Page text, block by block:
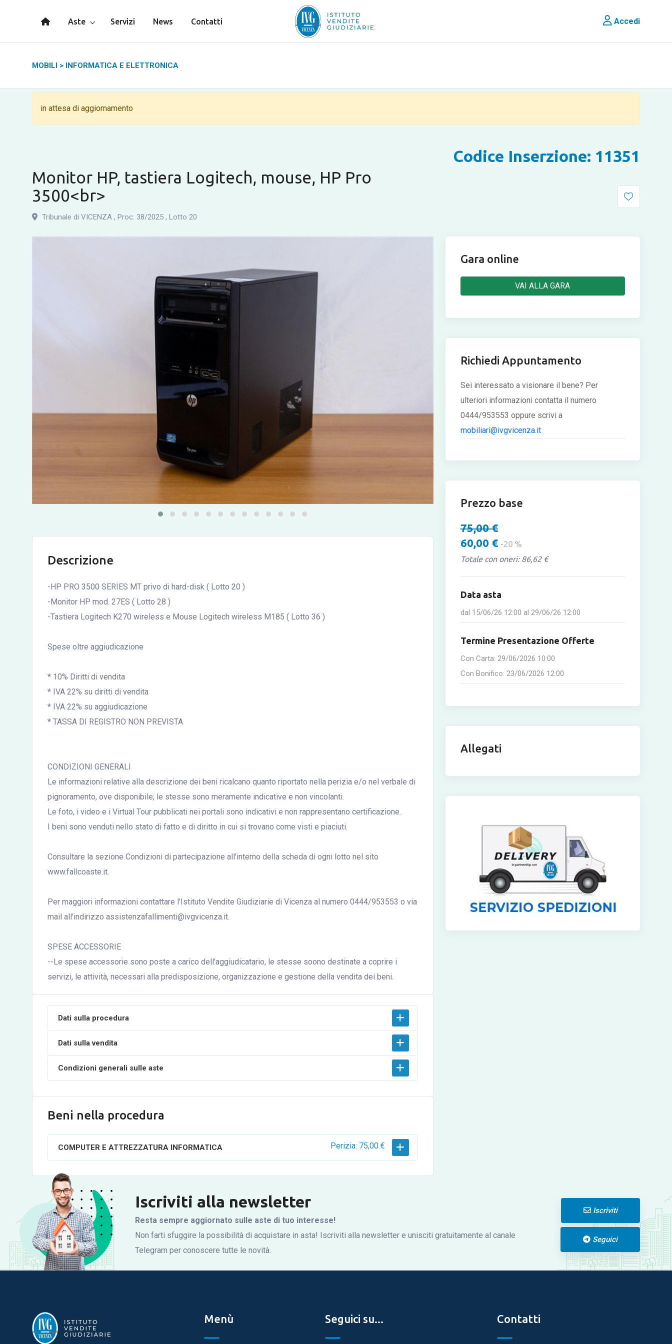
Aste Servizi News Contatti Accedi
MOBILI > INFORMATICA E ELETTRONICA
in attesa di aggiornamento
Codice Inserzione: 11351
Monitor HP, tastiera Logitech, mouse, HP Pro
3500<br>
Tribunale di VICENZA , Proc: 38/2025 , Lotto 20
Descrizione
-HP PRO 3500 SERIES MT privo di hard-disk ( Lotto 20 )
-Monitor HP mod. 27ES ( Lotto 28 )
-Tastiera Logitech K270 wireless e Mouse Logitech wireless M185 ( Lotto 36 )
Spese oltre aggiudicazione
* 10% Diritti di vendita
* IVA 22% su diritti di vendita
* IVA 22% su aggiudicazione
* TASSA DI REGISTRO NON PREVISTA
CONDIZIONI GENERALI
Le informazioni relative alla descrizione dei beni ricalcano quanto riportato nella perizia e/o nel verbale di
pignoramento, ove disponibile; le stesse sono meramente indicative e non vincolanti.
Le foto, i video e i Virtual Tour pubblicati nei portali sono indicativi e non rappresentano certificazione.
I beni sono venduti nello stato di fatto e di diritto in cui si trovano come visti e piaciuti.
Consultare la sezione Condizioni di partecipazione all'interno della scheda di ogni lotto nel sito
www.fallcoaste.it.
Per maggiori informazioni contattare l'Istituto Vendite Giudiziarie di Vicenza al numero 0444/953553 o via
mail all'indirizzo assistenzafallimenti@ivgvicenza.it.
SPESE ACCESSORIE
--Le spese accessorie sono poste a carico dell'aggiudicatario, le stesse soono destinate a coprire i
servizi, le attività, necessari alla predisposizione, organizzazione e gestione della vendita dei beni.
Dati sulla procedura
Dati sulla vendita
Condizioni generali sulle aste
Beni nella procedura
COMPUTER E ATTREZZATURA INFORMATICA Perizia: 75,00 €
Gara online
VAI ALLA GARA
Richiedi Appuntamento
Sei interessato a visionare il bene? Per
ulteriori informazioni contatta il numero
0444/953553 oppure scrivi a
mobiliari@ivgvicenza.it
Prezzo base
75,00 €
60,00 € -20 %
Totale con oneri: 86,62 €
Data asta
dal 15/06/26 12:00 al 29/06/26 12:00
Termine Presentazione Offerte
Con Carta: 29/06/2026 10:00
Con Bonifico: 23/06/2026 12:00
Allegati
Iscriviti alla newsletter
Resta sempre aggiornato sulle aste di tuo interesse!
Non farti sfuggire la possibilità di acquistare in asta! Iscriviti alla newsletter e unisciti gratuitamente al canale
Telegram per conoscere tutte le novità.
Iscriviti
Seguici
Menù Seguici su... Contatti